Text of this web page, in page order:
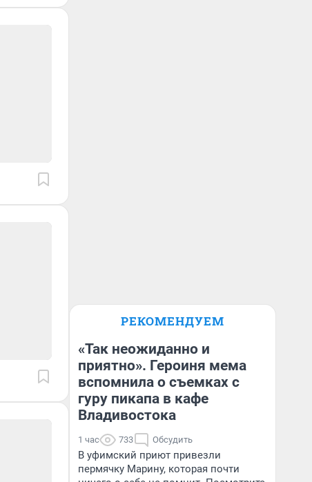
РЕКОМЕНДУЕМ
«Так неожиданно и
приятно». Героиня мема
вспомнила о съемках с
гуру пикапа в кафе
Владивостока
1 час 733 Обсудить
В уфимский приют привезли
пермячку Марину, которая почти